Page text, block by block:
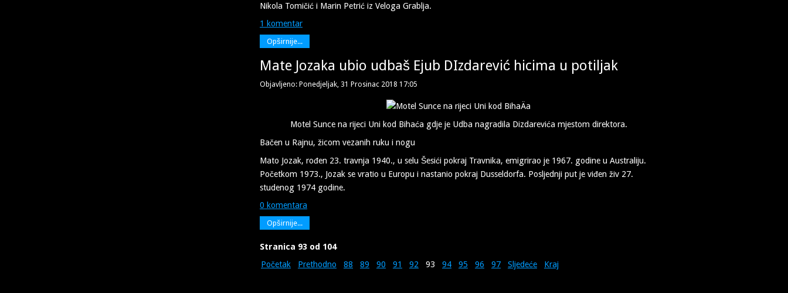
Nikola Tomičić i Marin Petrić iz Veloga Grablja.
1 komentar
Opširnije...
Mate Jozaka ubio udbaš Ejub DIzdarević hicima u potiljak
Objavljeno: Ponedjeljak, 31 Prosinac 2018 17:05
Motel Sunce na rijeci Uni kod Bihaća gdje je Udba nagradila Dizdarevića mjestom direktora.
Bačen u Rajnu, žicom vezanih ruku i nogu
Mato Jozak, rođen 23. travnja 1940., u selu Šesići pokraj Travnika, emigrirao je 1967. godine u Australiju.
Početkom 1973., Jozak se vratio u Europu i nastanio pokraj Dusseldorfa. Posljednji put je viđen živ 27.
studenog 1974 godine.
0 komentara
Opširnije...
Stranica 93 od 104
Početak
Prethodno 88 89 90 91 92 93 94 95 96 97 Sljedeće Kraj